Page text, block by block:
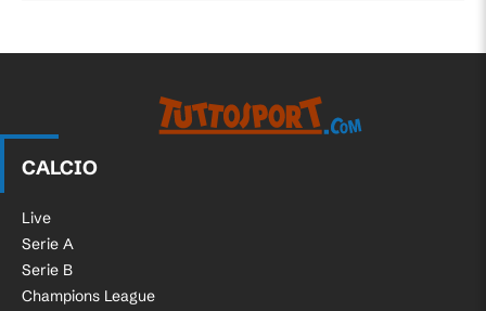
CALCIO
Live
Serie A
Serie B
Champions League